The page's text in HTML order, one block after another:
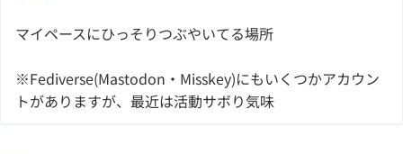
マイペースにひっそりつぶやいてる場所
※Fediverse(Mastodon・Misskey)にもいくつかアカウン
トがありますが、最近は活動サボり気味